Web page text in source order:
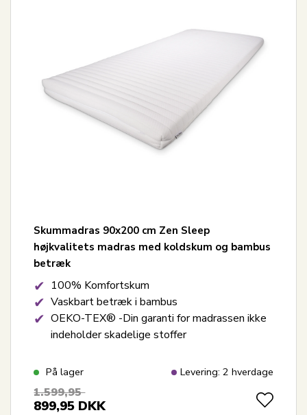
Skummadras 90x200 cm Zen Sleep
højkvalitets madras med koldskum og bambus
betræk
På lager Levering: 2 hverdage
100% Komfortskum
Vaskbart betræk i bambus
OEKO-TEX® -Din garanti for madrassen ikke
indeholder skadelige stoffer
1.599,95
899,95 DKK